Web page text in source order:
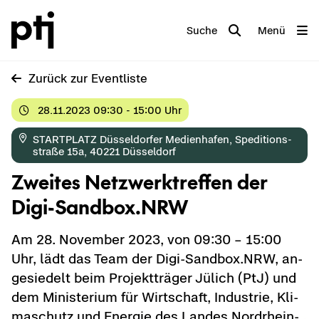
Suche Menü
Zu­rück zur Event­lis­te
28.11.2023 09:30 - 15:00 Uhr
START­PLATZ Düs­sel­dor­fer Me­di­en­ha­fen, Spe­di­ti­ons­
stra­ße 15a, 40221 Düs­sel­dorf
Zwei­tes Netz­werk­tref­fen der
Digi-​Sandbox.NRW
Am 28. No­vem­ber 2023, von 09:30 – 15:00
Uhr, lädt das Team der Digi-​Sandbox.NRW, an­
ge­sie­delt beim Pro­jekt­trä­ger Jü­lich (PtJ) und
dem Mi­nis­te­ri­um für Wirt­schaft, In­dus­trie, Kli­